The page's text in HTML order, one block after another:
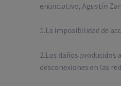
enunciativo, Agustín
1.La imposibilidad de
2.Los daños producidos
desconexiones en las